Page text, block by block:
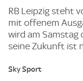
RB Leipzig steht
mit offenem
wird am Samstag
seine Zukunft ist
Sky Sport